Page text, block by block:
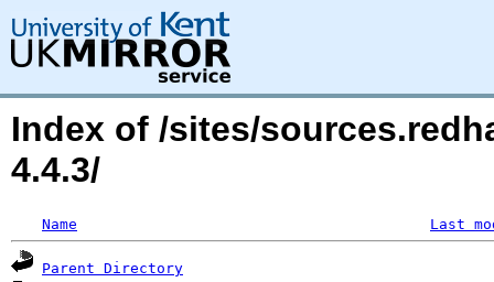
Index of /sites/
4.4.3/
Name Last
Parent Directory